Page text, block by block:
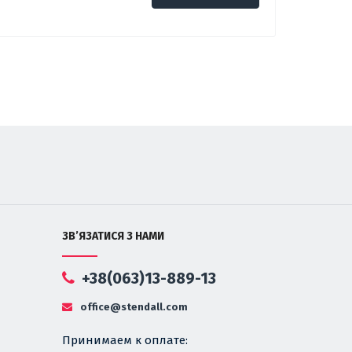
ЗВ’ЯЗАТИСЯ З НАМИ
+38(063)13-889-13
office@stendall.com
Принимаем к оплате: